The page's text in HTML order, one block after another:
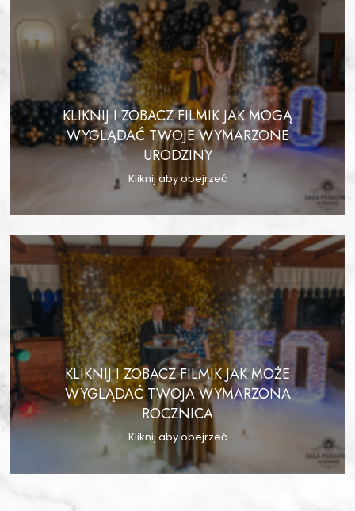
KLIKNIJ I ZOBACZ FILMIK JAK MOGĄ
WYGLĄDAĆ TWOJE WYMARZONE
URODZINY
Kliknij aby obejrzeć
KLIKNIJ I ZOBACZ FILMIK JAK MOŻE
WYGLĄDAĆ TWOJA WYMARZONA
ROCZNICA
Kliknij aby obejrzeć